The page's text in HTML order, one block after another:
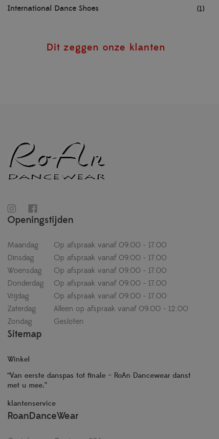
International Dance Shoes (1)
Dit zeggen onze klanten
Openingstijden
Maandag
Op afspraak vanaf 09.00 - 17.00
Dinsdag
Op afspraak vanaf 09.00 - 17.00
Woensdag
Op afspraak vanaf 09.00 - 17.00
Donderdag
Op afspraak vanaf 09.00 - 17.00
Vrijdag
Op afspraak vanaf 09.00 - 17.00
Zaterdag
Alleen op afspraak vanaf 09.00 - 12.00
Zondag
Gesloten
Sitemap
Winkel
“Van eerste danspas tot finale – RoAn Dancewear danst
met u mee.”
klantenservice
RoanDanceWear